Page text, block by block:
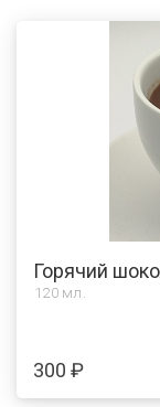
Горячий
120 мл.
300 ₽